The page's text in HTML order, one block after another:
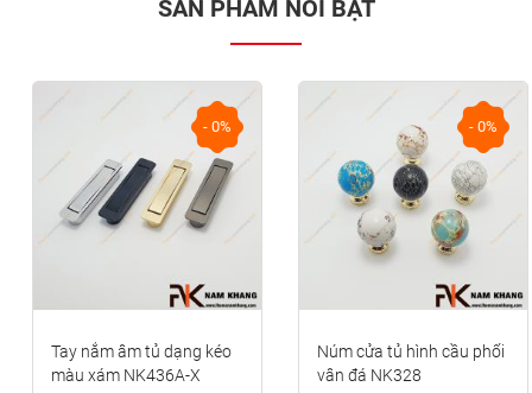
SẢN PHẨM NỔI BẬT
- 0%
Tay nắm âm tủ dạng kéo
màu xám NK436A-X
- 0%
Núm cửa tủ hình cầu phối
vân đá NK328